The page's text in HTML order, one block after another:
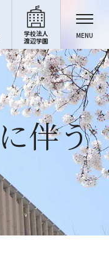
学校法人
渡辺学園
MENU
伴う